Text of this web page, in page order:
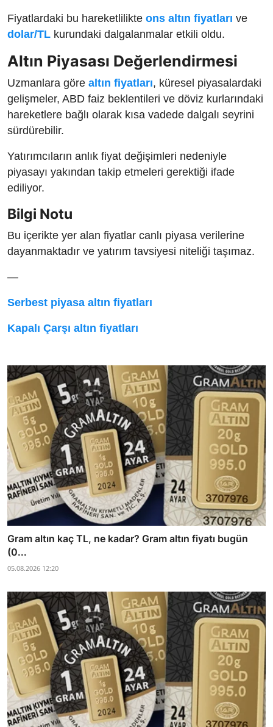
Fiyatlardaki bu hareketlilikte ons altın fiyatları ve
dolar/TL kurundaki dalgalanmalar etkili oldu.
Altın Piyasası Değerlendirmesi
Uzmanlara göre altın fiyatları, küresel piyasalardaki
gelişmeler, ABD faiz beklentileri ve döviz kurlarındaki
hareketlere bağlı olarak kısa vadede dalgalı seyrini
sürdürebilir.
Yatırımcıların anlık fiyat değişimleri nedeniyle
piyasayı yakından takip etmeleri gerektiği ifade
ediliyor.
Bilgi Notu
Bu içerikte yer alan fiyatlar canlı piyasa verilerine
dayanmaktadır ve yatırım tavsiyesi niteliği taşımaz.
—
Serbest piyasa altın fiyatları
Kapalı Çarşı altın fiyatları
Gram altın kaç TL, ne kadar? Gram altın fiyatı bugün
(0...
05.08.2026 12:20